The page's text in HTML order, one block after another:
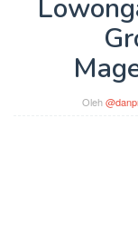
Oleh